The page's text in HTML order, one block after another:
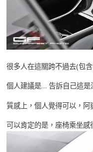
很多人在這關跨不過去(包
個人建議是… 告訴自己這是
質感上，個人覺得可以，阿
可以肯定的是，座椅乘坐感